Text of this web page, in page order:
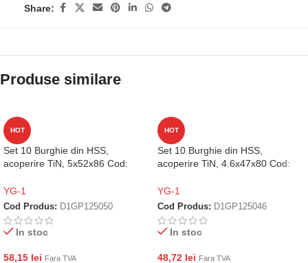
Share:
Produse similare
HOT
Set 10 Burghie din HSS,
acoperire TiN, 5x52x86 Cod:
YG-1
Cod Produs: D1GP125050
In stoc
58,15 lei Fara TVA
HOT
Set 10 Burghie din HSS,
acoperire TiN, 4.6x47x80 Cod:
YG-1
Cod Produs: D1GP125046
In stoc
48,72 lei Fara TVA